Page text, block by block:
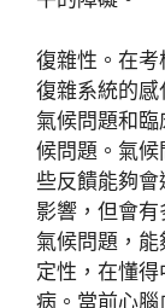
復雜性。在考
復雜系統的
氣候問題和
候問題。氣
些反饋能夠
影響，但會有
氣候問題，
定性，在懂
病。當前心